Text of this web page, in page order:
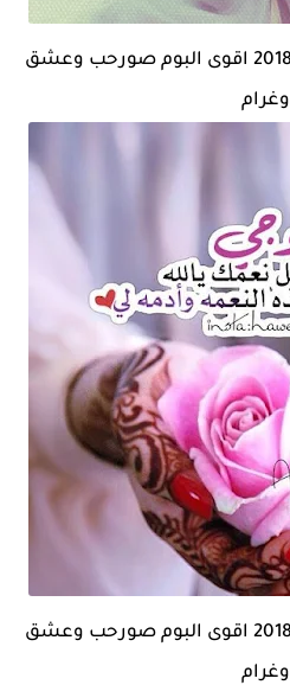
صورحب رومنسيه جديدة 2018 اقوى البوم صورحب وعشق
وغرام
صورحب رومنسيه جديدة 2018 اقوى البوم صورحب وعشق
وغرام